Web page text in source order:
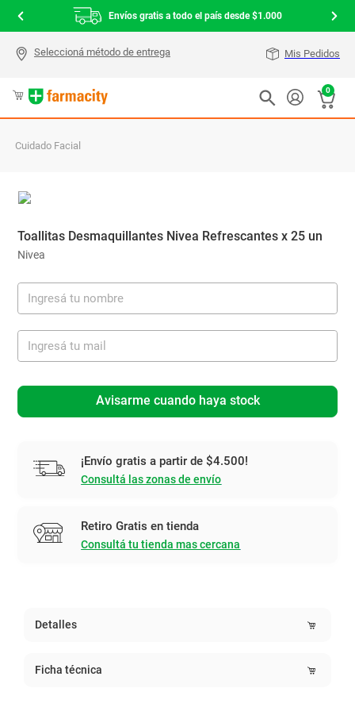
Envíos gratis a todo el país desde $1.000
Mis Pedidos
0
Cuidado Facial
Toallitas Desmaquillantes Nivea Refrescantes x 25 un
Nivea
Avisarme cuando haya stock
¡Envío gratis a partir de $4.500!
Consultá las zonas de envío
Retiro Gratis en tienda
Consultá tu tienda mas cercana
Detalles
Ficha técnica